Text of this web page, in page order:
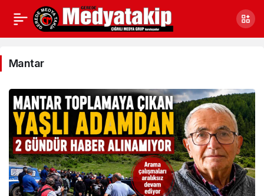
Mantar
Haberleri
Mantar